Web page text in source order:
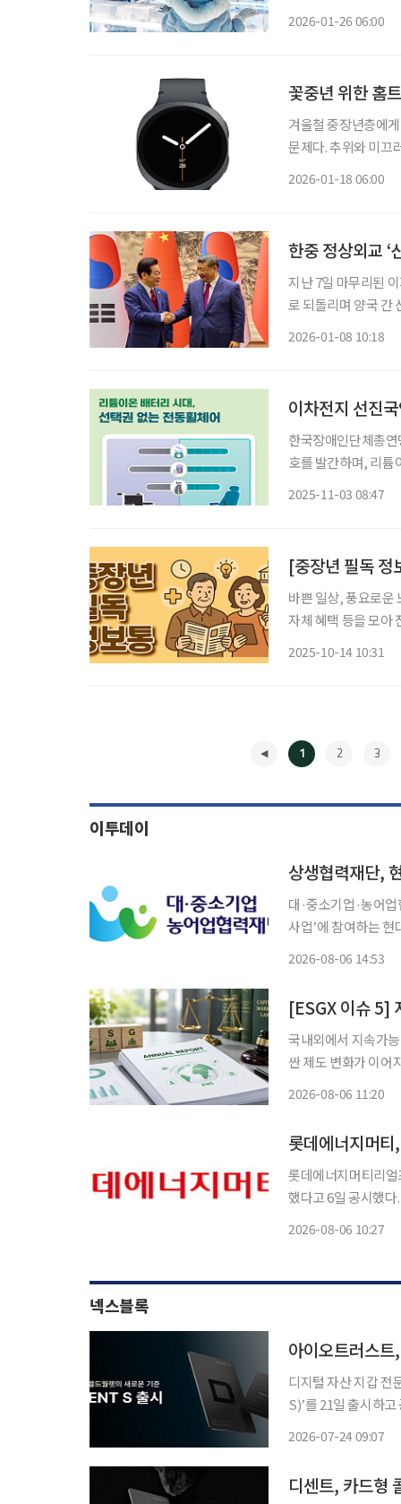
2026-01-26 06:00
꽃중년 위한 홈
겨울철 중장년층에
문제다. 추위와 미끄
2026-01-18 06:00
한중 정상외교 ‘
지난 7일 마무리된
로 되돌리며 양국 간
2026-01-08 10:18
이차전지 선진
한국장애인단체총
호를 발간하며, 리튬
2025-11-03 08:47
[중장년 필독
바쁜 일상, 풍요로운
자체 혜택 등을 모아 전달 드립니다. 서울시 중랑구,
2025-10-14 10:31
1 2 3
이투데이
대·중소기업·농어
사업’에 참여하는
2026-08-06 14:53
국내외에서 지속가
싼 제도 변화가 이어
2026-08-06 11:20
롯데에너지머
롯데에너지머티리
했다고 6일 공시했
2026-08-06 10:27
넥스블록
아이오트러스트
디지털 자산 지갑 전
S)’를 21일 출시하
2026-07-24 09:07
디센트, 카드형